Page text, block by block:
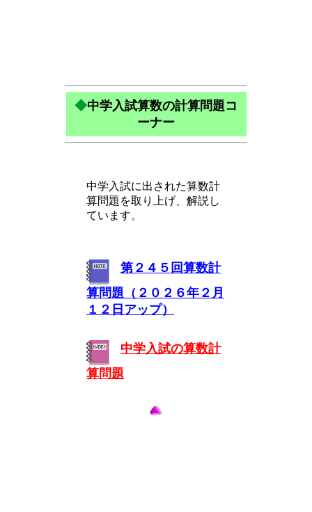
◆中学入試算数の計算問題コ
ーナー
中学入試に出された算数計
算問題を取り上げ、解説し
ています。
第２４５回算数計
算問題（２０２６年２月
１２日アップ）
中学入試の算数計
算問題